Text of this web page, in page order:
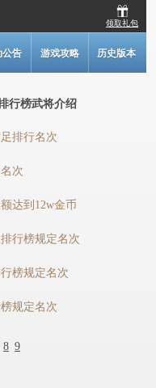
领取礼包
公告 游戏攻略 历史版本
行榜武将介绍
排行名次
次
达到12w金币
行榜规定名次
榜规定名次
规定名次
8 9